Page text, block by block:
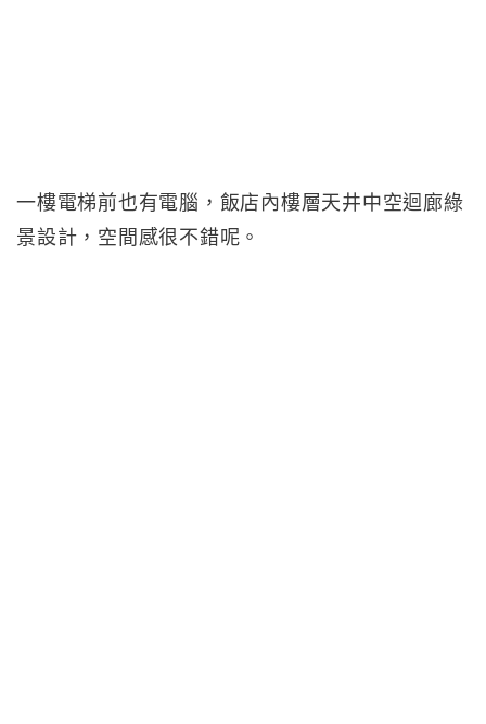
一樓電梯前也有電腦，飯店內樓層天井中空迴廊綠
景設計，空間感很不錯呢。